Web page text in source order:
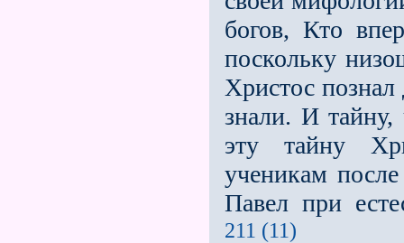
богов, Кто
поскольку
Христос
знали. И тайну,
эту тайну
ученикам
Павел при
211 (11)